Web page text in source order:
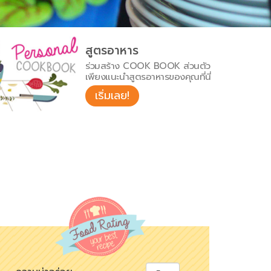
สูตรอาหาร
ร่วมสร้าง COOK BOOK ส่วนตัว
เพียงแนะนำสูตรอาหารของคุณที่นี่
เริ่มเลย!